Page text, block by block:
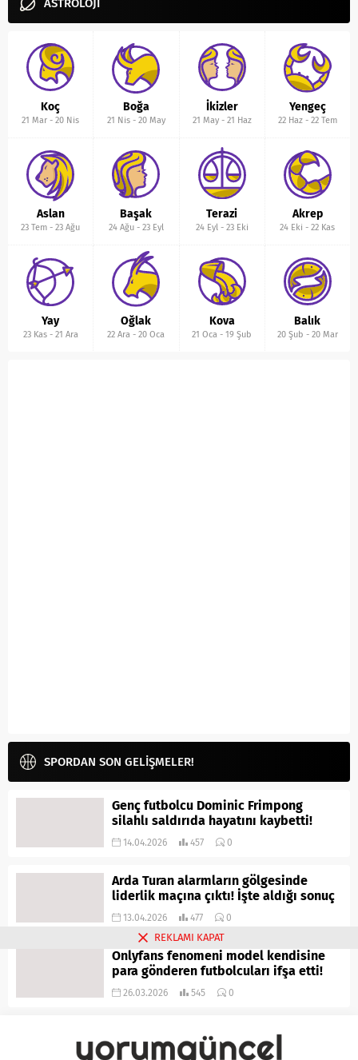
ASTROLOJİ
Koç
21 Mar -20 Nis
Boğa
21 Nis- 20 May
İkizler
21 May- 21 Haz
Yengeç
22 Haz- 22 Tem
Aslan
23 Tem -23 Ağu
Başak
24 Ağu- 23 Eyl
Terazi
24 Eyl- 23 Eki
Akrep
24 Eki -22 Kas
Yay
23 Kas- 21 Ara
Oğlak
22 Ara -20 Oca
Kova
21 Oca -19 Şub
Balık
20 Şub - 20 Mar
SPORDAN SON GELİŞMELER!
Genç futbolcu Dominic Frimpong
silahlı saldırıda hayatını kaybetti!
14.04.2026 457 0
Arda Turan alarmların gölgesinde
liderlik maçına çıktı! İşte aldığı sonuç
13.04.2026 477 0
Onlyfans fenomeni model kendisine
para gönderen futbolcuları ifşa etti!
26.03.2026 545 0
REKLAMI KAPAT